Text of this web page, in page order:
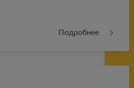
Подробнее